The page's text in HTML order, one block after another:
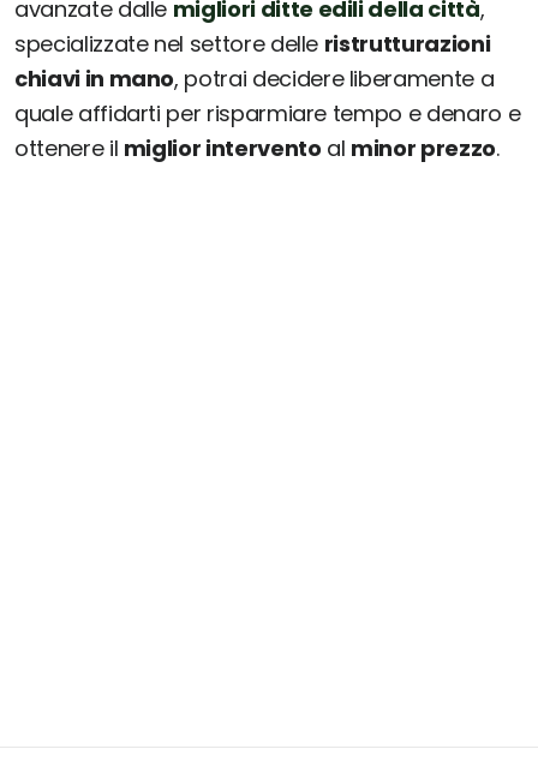
avanzate dalle migliori ditte edili della città,
specializzate nel settore delle ristrutturazioni
chiavi in mano, potrai decidere liberamente a
quale affidarti per risparmiare tempo e denaro e
ottenere il miglior intervento al minor prezzo.